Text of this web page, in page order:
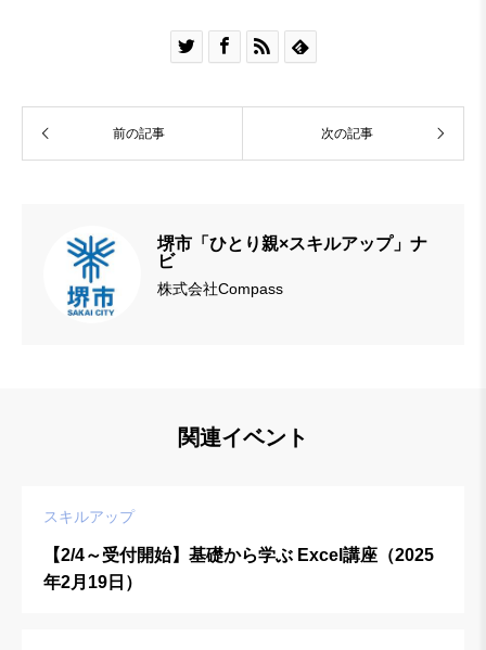
   
前の記事 次の記事
堺市「ひとり親×スキルアップ」ナ
ビ
株式会社Compass
関連イベント
スキルアップ
【2/4～受付開始】基礎から学ぶ Excel講座（2025
年2月19日）